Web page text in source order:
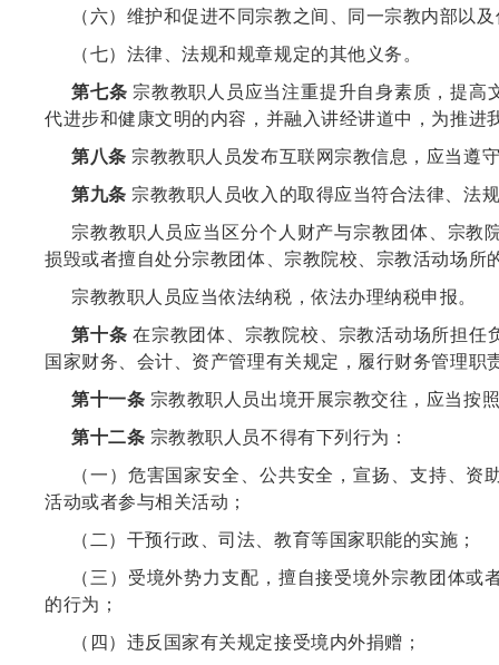
（六）维护和促进不同宗教之间、同一宗教内部以
（七）法律、法规和规章规定的其他义务。
第七条 宗教教职人员应当注重提升自身素质，提
代进步和健康文明的内容，并融入讲经讲道中，为推进
第八条 宗教教职人员发布互联网宗教信息，应当遵
第九条 宗教教职人员收入的取得应当符合法律、法
宗教教职人员应当区分个人财产与宗教团体、宗教
损毁或者擅自处分宗教团体、宗教院校、宗教活动场所
宗教教职人员应当依法纳税，依法办理纳税申报。
第十条 在宗教团体、宗教院校、宗教活动场所担任
国家财务、会计、资产管理有关规定，履行财务管理职
第十一条 宗教教职人员出境开展宗教交往，应当按
第十二条 宗教教职人员不得有下列行为：
（一）危害国家安全、公共安全，宣扬、支持、
活动或者参与相关活动；
（二）干预行政、司法、教育等国家职能的实施；
（三）受境外势力支配，擅自接受境外宗教团体
的行为；
（四）违反国家有关规定接受境内外捐赠；